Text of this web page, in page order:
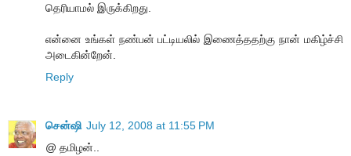
தெரியாமல் இருக்கிறது.
என்னை உங்கள் நண்பன் பட்டியலில் இணைத்ததற்கு நான் மகிழ்ச்சி
அடைகின்றேன்.
Reply
சென்ஷி July 12, 2008 at 11:55 PM
@ தமிழன்..